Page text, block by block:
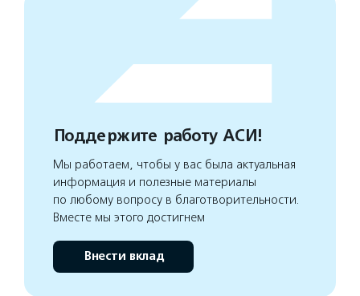
Поддержите работу АСИ!
Мы работаем, чтобы у вас была актуальная
информация и полезные материалы
по любому вопросу в благотворительности.
Вместе мы этого достигнем
Внести вклад